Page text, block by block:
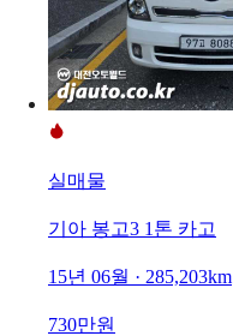
실매물
기아 봉고3 1톤 카고
15년 06월 · 285,203km
730만원